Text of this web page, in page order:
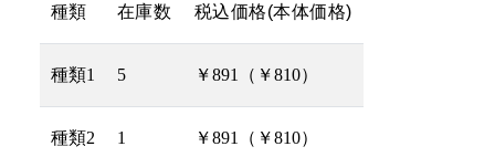
種類 在庫数 税込価格(本体価格)
種類1 5 ￥891（￥810）
種類2 1 ￥891（￥810）